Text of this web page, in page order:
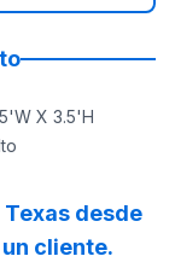
X 3.5'H
desde
cliente.